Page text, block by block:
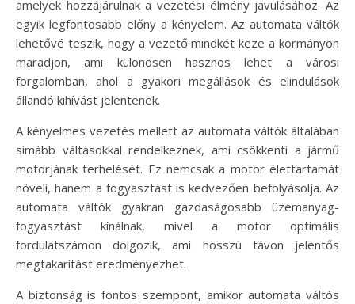
amelyek hozzájárulnak a vezetési élmény javulásához. Az
egyik legfontosabb előny a kényelem. Az automata váltók
lehetővé teszik, hogy a vezető mindkét keze a kormányon
maradjon, ami különösen hasznos lehet a városi
forgalomban, ahol a gyakori megállások és elindulások
állandó kihívást jelentenek.
A kényelmes vezetés mellett az automata váltók általában
simább váltásokkal rendelkeznek, ami csökkenti a jármű
motorjának terhelését. Ez nemcsak a motor élettartamát
növeli, hanem a fogyasztást is kedvezően befolyásolja. Az
automata váltók gyakran gazdaságosabb üzemanyag-
fogyasztást kínálnak, mivel a motor optimális
fordulatszámon dolgozik, ami hosszú távon jelentős
megtakarítást eredményezhet.
A biztonság is fontos szempont, amikor automata váltós